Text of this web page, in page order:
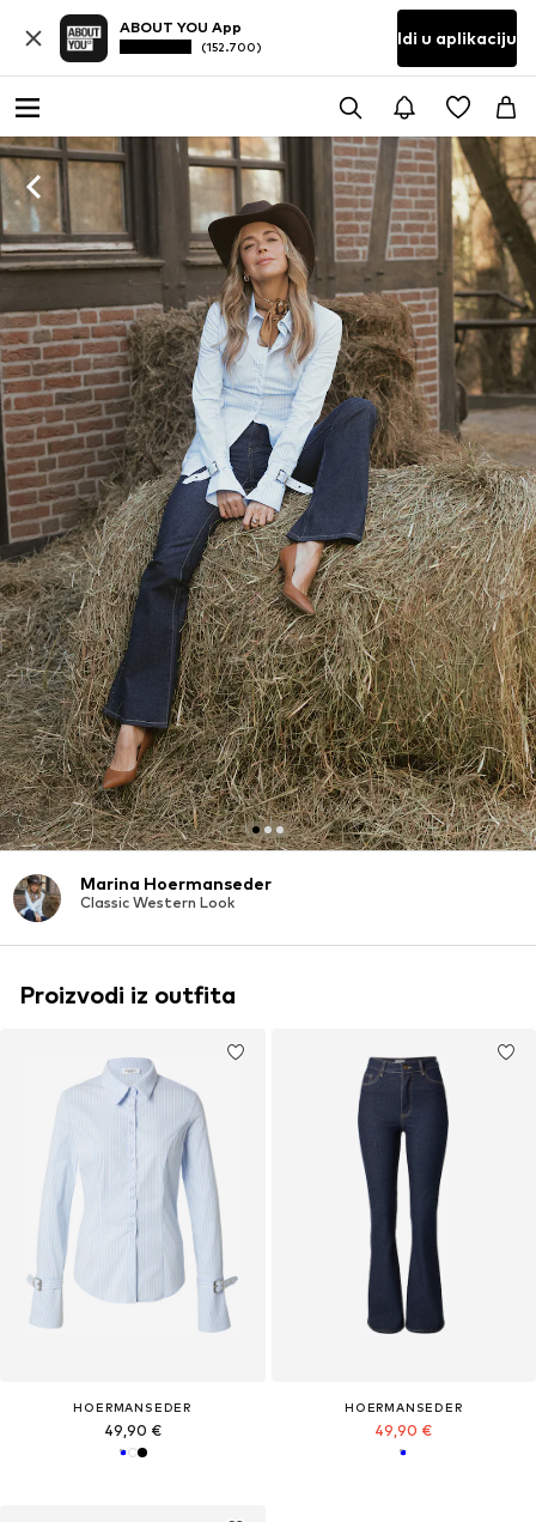
ABOUT YOU App
(152.700) Idi u aplikaciju
Marina Hoermanseder
Classic Western Look
Proizvodi iz outfita
HOERMANSEDER
49,90 €
HOERMANSEDER
49,90 €